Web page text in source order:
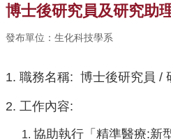
學
系
簡
系
師
博士後研究員及研究助
發布單位：生化科技學系
1. 職務名稱: 博士後研究員 /
2. 工作內容:
協助執行「精準醫療:新